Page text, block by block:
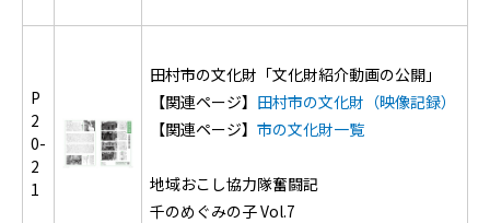
P
2
0-
2
1
田村市の文化財「文化財紹介動画の公開」
【関連ページ】 田村市の文化財（映像記録）
【関連ページ】 市の文化財一覧
地域おこし協力隊奮闘記
千のめぐみの子 Vol.7